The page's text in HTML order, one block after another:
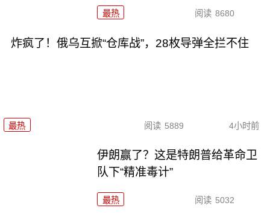
最热 阅读 8680
炸疯了！俄乌互掀“仓库战”，28枚导弹全拦不住
最热 阅读 5889 4小时前
伊朗赢了？这是特朗普给革命卫
队下“精准毒计”
最热 阅读 5032